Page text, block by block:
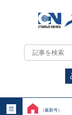
カ
ー
ニ
（最新号）